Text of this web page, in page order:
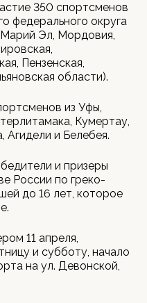
350 спортсменов
федерального округа
Эл, Мордовия,
Пензенская,
области).
из Уфы,
Кумертау,
Агидели и Белебея.
и призеры
России по греко-
до 16 лет, которое
11 апреля,
и субботу, начало
на ул. Девонской,